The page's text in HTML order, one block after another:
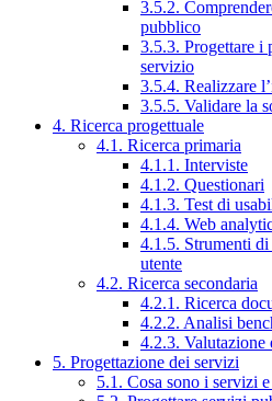
3.5.2.
pubblico
3.5.3. Progettare i
servizio
3.5.4. Realizzare
3.5.5. Validare la
4. Ricerca progettuale
4.1. Ricerca primaria
4.1.1. Interviste
4.1.2. Questionari
4.1.3. Test di
4.1.4. Web
4.1.5. Strumenti di
utente
4.2. Ricerca secondaria
4.2.1. Ricerca
4.2.2. Analisi
4.2.3. Valutazione
5. Progettazione dei servizi
5.1. Cosa sono i servizi